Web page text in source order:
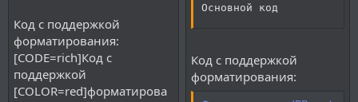
Код с поддержкой
форматирования:
[CODE=rich]Код с
поддержкой
[COLOR=red]форматирова
Основной код
Код с поддержкой
форматирования: